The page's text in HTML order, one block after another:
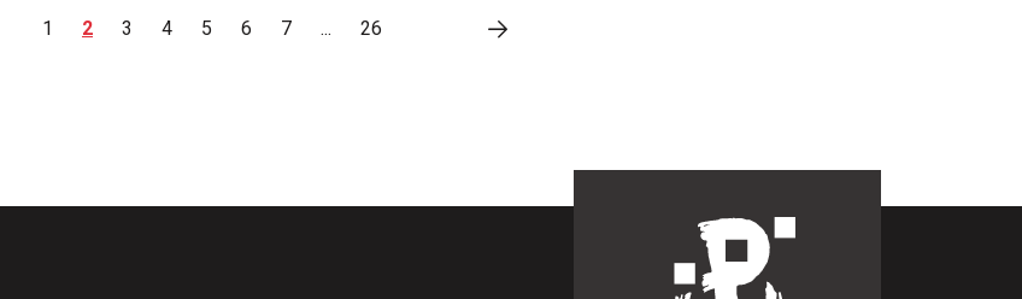
1 2 3 4 5 6 7 ... 26